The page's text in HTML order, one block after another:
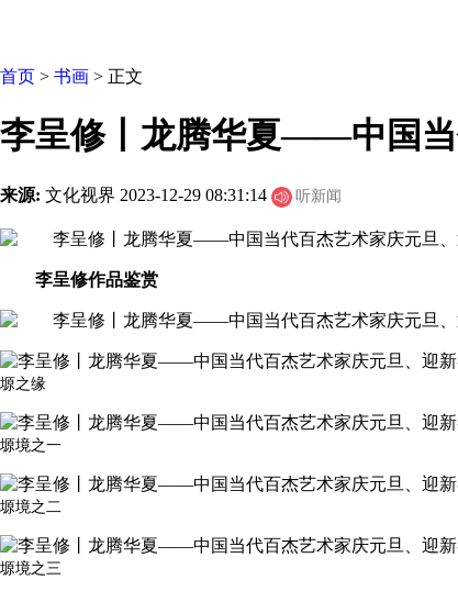
首页 > 书画 > 正文
李呈修丨龙腾华夏——中国
来源: 文化视界 2023-12-29 08:31:14 听新闻
李呈修作品鉴赏
塬之缘
塬境之一
塬境之二
塬境之三